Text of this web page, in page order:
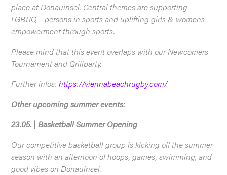
place at Donauinsel. Central themes are supporting
LGBTIQ+ persons in sports and uplifting girls & womens
empowerment through sports.
Please mind that this event overlaps with our Newcomers
Tournament and Grillparty.
Further infos:https://viennabeachrugby.com/
Other upcoming summer events:
23.05. | Basketball Summer Opening
Our competitive basketball group is kicking off the summer
season with an afternoon of hoops, games, swimming, and
good vibes on Donauinsel.